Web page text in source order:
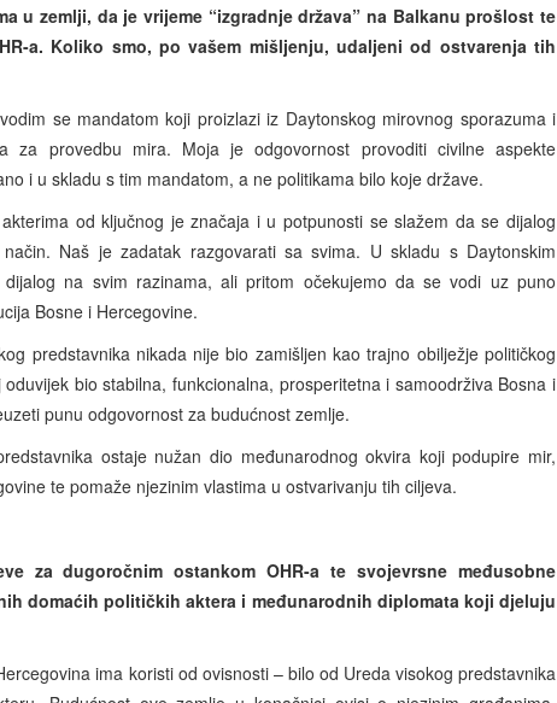
u zemlji, da je vrijeme “izgradnje država” na Balkanu prošlost te
a. Koliko smo, po vašem mišljenju, udaljeni od ostvarenja tih
se mandatom koji proizlazi iz Daytonskog mirovnog sporazuma i
za provedbu mira. Moja je odgovornost provoditi civilne aspekte
i u skladu s tim mandatom, a ne politikama bilo koje države.
od ključnog je značaja i u potpunosti se slažem da se dijalog
Naš je zadatak razgovarati sa svima. U skladu s Daytonskim
dijalog na svim razinama, ali pritom očekujemo da se vodi uz puno
Bosne i Hercegovine.
predstavnika nikada nije bio zamišljen kao trajno obilježje političkog
bio stabilna, funkcionalna, prosperitetna i samoodrživa Bosna i
punu odgovornost za budućnost zemlje.
ostaje nužan dio međunarodnog okvira koji podupire mir,
te pomaže njezinim vlastima u ostvarivanju tih ciljeva.
za dugoročnim ostankom OHR-a te svojevrsne međusobne
domaćih političkih aktera i međunarodnih diplomata koji djeluju
ima koristi od ovisnosti – bilo od Ureda visokog predstavnika